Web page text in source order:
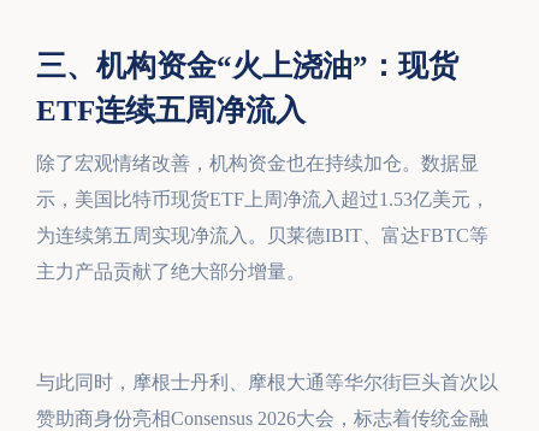
三、机构资金“火上浇油”：现货
ETF连续五周净流入
除了宏观情绪改善，机构资金也在持续加仓。数据显
示，美国比特币现货ETF上周净流入超过1.53亿美元，
为连续第五周实现净流入。贝莱德IBIT、富达FBTC等
主力产品贡献了绝大部分增量。
与此同时，摩根士丹利、摩根大通等华尔街巨头首次以
赞助商身份亮相Consensus 2026大会，标志着传统金融